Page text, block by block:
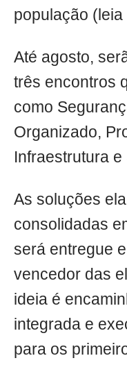
população
Até agosto,
três encontros
como
Organizado,
Infraestrutura
As soluções
consolidadas
será entregue
vencedor das
ideia é
integrada e
para os